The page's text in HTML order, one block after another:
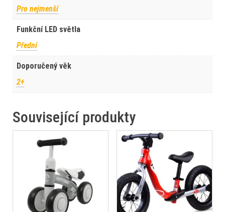
Pro nejmenší
Funkční LED světla
Přední
Doporučený věk
2+
Související produkty